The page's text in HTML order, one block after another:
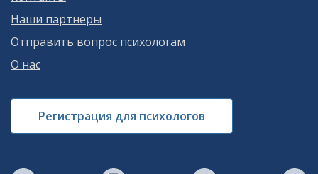
Наши партнеры
Отправить вопрос психологам
О нас
Регистрация для психологов